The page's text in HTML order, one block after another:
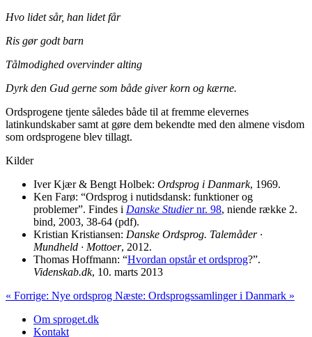
Hvo lidet sår, han lidet får
Ris gør godt barn
Tålmodighed overvinder alting
Dyrk den Gud gerne som både giver korn og kærne.
Ordsprogene tjente således både til at fremme elevernes
latinkundskaber samt at gøre dem bekendte med den almene visdom
som ordsprogene blev tillagt.
Kilder
Iver Kjær & Bengt Holbek: Ordsprog i Danmark, 1969.
Ken Farø: “Ordsprog i nutidsdansk: funktioner og
problemer”. Findes i Danske Studiernr. 98, niende række 2.
bind, 2003, 38-64 (pdf).
Kristian Kristiansen: Danske Ordsprog. Talemåder ·
Mundheld · Mottoer, 2012.
Thomas Hoffmann: “Hvordan opstår et ordsprog?”.
Videnskab.dk, 10. marts 2013
« Forrige: Nye ordsprog Næste: Ordsprogssamlinger i Danmark »
Om sproget.dk
Kontakt